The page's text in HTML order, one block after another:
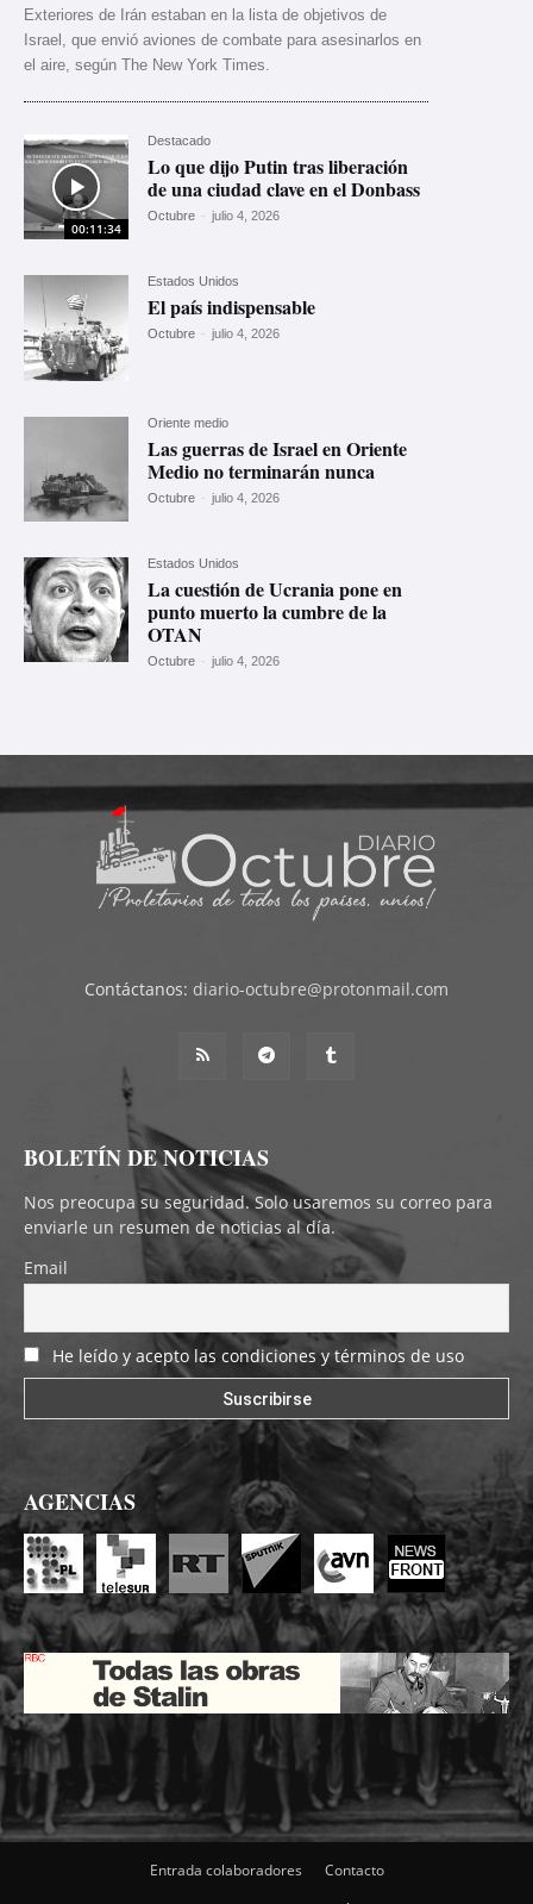
Exteriores de Irán estaban en la lista de objetivos de
Israel, que envió aviones de combate para asesinarlos en
el aire, según The New York Times.
00:11:34
Destacado
Lo que dijo Putin tras liberación
de una ciudad clave en el Donbass
Octubre - julio 4, 2026
Estados Unidos
El país indispensable
Octubre - julio 4, 2026
Oriente medio
Las guerras de Israel en Oriente
Medio no terminarán nunca
Octubre - julio 4, 2026
Estados Unidos
La cuestión de Ucrania pone en
punto muerto la cumbre de la
OTAN
Octubre - julio 4, 2026
Contáctanos: diario-octubre@protonmail.com
BOLETÍN DE NOTICIAS
Nos preocupa su seguridad. Solo usaremos su correo para
enviarle un resumen de noticias al día.
Email
He leído y acepto las condiciones y términos de uso
AGENCIAS
Entrada colaboradores Contacto